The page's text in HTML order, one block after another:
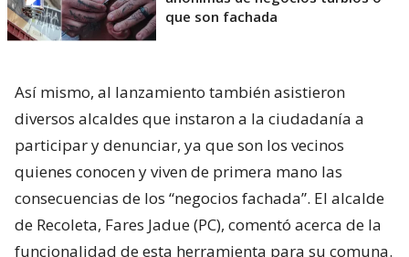
que son fachada
Así mismo, al lanzamiento también asistieron
diversos alcaldes que instaron a la ciudadanía a
participar y denunciar, ya que son los vecinos
quienes conocen y viven de primera mano las
consecuencias de los “negocios fachada”. El alcalde
de Recoleta, Fares Jadue (PC), comentó acerca de la
funcionalidad de esta herramienta para su comuna.